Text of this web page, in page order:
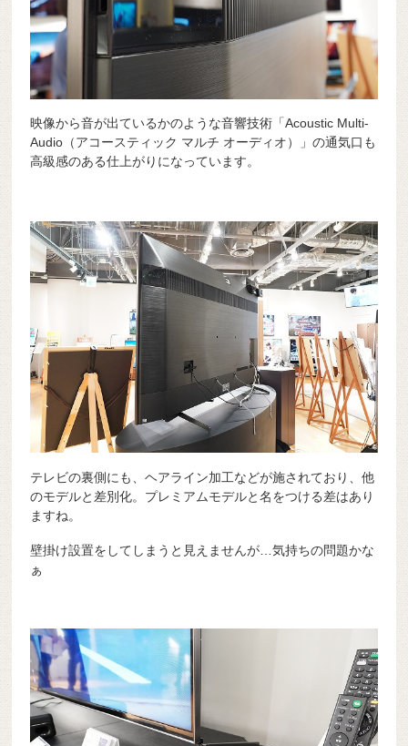
映像から音が出ているかのような音響技術「Acoustic Multi-
Audio（アコースティック マルチ オーディオ）」の通気口も
高級感のある仕上がりになっています。
テレビの裏側にも、ヘアライン加工などが施されており、他
のモデルと差別化。プレミアムモデルと名をつける差はあり
ますね。
壁掛け設置をしてしまうと見えませんが…気持ちの問題かな
ぁ